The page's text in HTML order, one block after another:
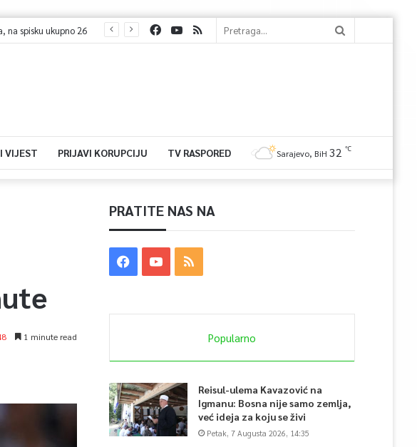
noćenja
VIJEST PRIJAVI KORUPCIJU TV RASPORED Sarajevo, BiH 32 ℃
1 minute read
PRATITE NAS NA
Popularno
Reisul-ulema Kavazović na
Igmanu: Bosna nije samo zemlja,
već ideja za koju se živi
Petak, 7 Augusta 2026, 14:35